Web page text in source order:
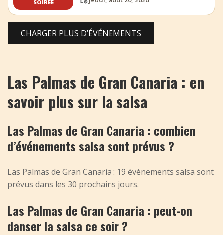
SOIRÉE
CHARGER PLUS D’ÉVÉNEMENTS
Las Palmas de Gran Canaria : en
savoir plus sur la salsa
Las Palmas de Gran Canaria : combien
d’événements salsa sont prévus ?
Las Palmas de Gran Canaria : 19 événements salsa sont
prévus dans les 30 prochains jours.
Las Palmas de Gran Canaria : peut-on
danser la salsa ce soir ?